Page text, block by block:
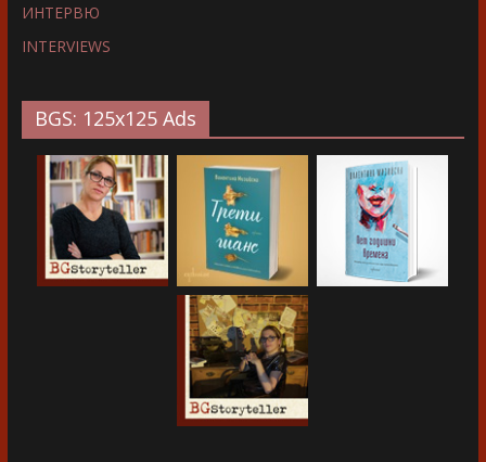
ИНТЕРВЮ
INTERVIEWS
BGS: 125x125 Ads